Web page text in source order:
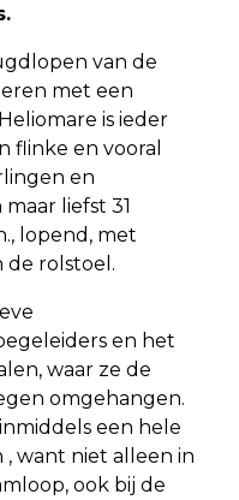
van de
met een
is ieder
flinke en vooral
en
liefst 31
lopend, met
de rolstoel.
en het
waar ze de
omgehangen.
een hele
want niet alleen in
ook bij de